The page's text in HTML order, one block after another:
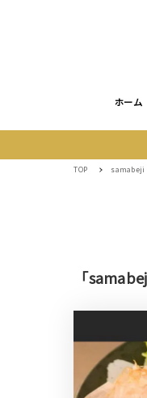
ホーム
TOP samabeji
「